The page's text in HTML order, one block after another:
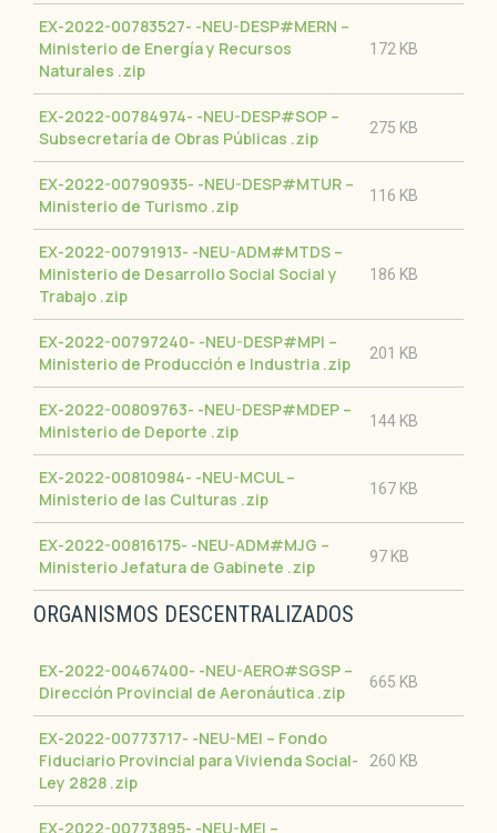
EX-2022-00783527- -NEU-DESP#MERN –
Ministerio de Energía y Recursos
Naturales .zip
172 KB
EX-2022-00784974- -NEU-DESP#SOP –
Subsecretaría de Obras Públicas .zip 275 KB
EX-2022-00790935- -NEU-DESP#MTUR –
Ministerio de Turismo .zip 116 KB
EX-2022-00791913- -NEU-ADM#MTDS –
Ministerio de Desarrollo Social Social y
Trabajo .zip
186 KB
EX-2022-00797240- -NEU-DESP#MPI –
Ministerio de Producción e Industria .zip 201 KB
EX-2022-00809763- -NEU-DESP#MDEP –
Ministerio de Deporte .zip 144 KB
EX-2022-00810984- -NEU-MCUL –
Ministerio de las Culturas .zip 167 KB
EX-2022-00816175- -NEU-ADM#MJG –
Ministerio Jefatura de Gabinete .zip 97 KB
ORGANISMOS DESCENTRALIZADOS
EX-2022-00467400- -NEU-AERO#SGSP –
Dirección Provincial de Aeronáutica .zip 665 KB
EX-2022-00773717- -NEU-MEI – Fondo
Fiduciario Provincial para Vivienda Social-
Ley 2828 .zip
260 KB
EX-2022-00773895- -NEU-MEI –